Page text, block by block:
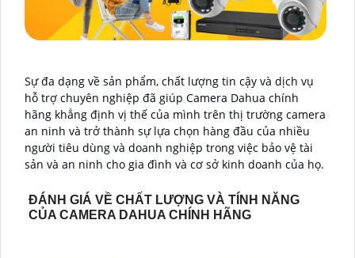
Sự đa dạng về sản phẩm, chất lượng tin cậy và dịch vụ
hỗ trợ chuyên nghiệp đã giúp Camera Dahua chính
hãng khẳng định vị thế của mình trên thị trường camera
an ninh và trở thành sự lựa chọn hàng đầu của nhiều
người tiêu dùng và doanh nghiệp trong việc bảo vệ tài
sản và an ninh cho gia đình và cơ sở kinh doanh của họ.
ĐÁNH GIÁ VỀ CHẤT LƯỢNG VÀ TÍNH NĂNG
CỦA CAMERA DAHUA CHÍNH HÃNG